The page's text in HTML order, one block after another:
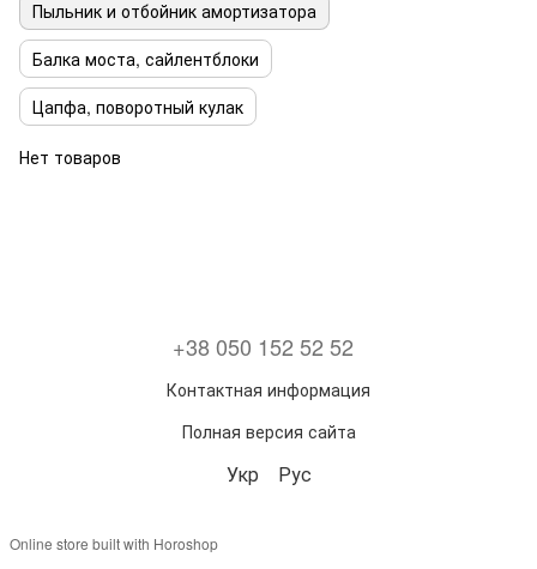
Пыльник и отбойник амортизатора
Балка моста, сайлентблоки
Цапфа, поворотный кулак
Нет товаров
+38 050 152 52 52
Контактная информация
Полная версия сайта
Укр Рус
Online store built with Horoshop